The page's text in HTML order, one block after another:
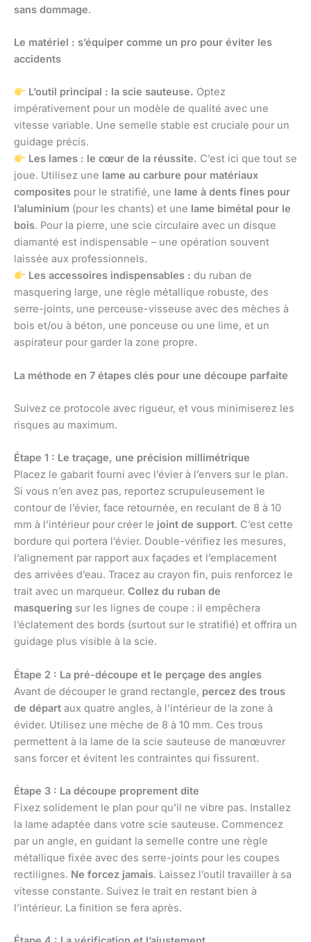
sans dommage.
Le matériel : s’équiper comme un pro pour éviter les
accidents
L’outil principal : la scie sauteuse. Optez
impérativement pour un modèle de qualité avec une
vitesse variable. Une semelle stable est cruciale pour un
guidage précis.
Les lames : le cœur de la réussite. C’est ici que tout se
joue. Utilisez une lame au carbure pour matériaux
composites pour le stratifié, une lame à dents fines pour
l’aluminium (pour les chants) et une lame bimétal pour le
bois. Pour la pierre, une scie circulaire avec un disque
diamanté est indispensable – une opération souvent
laissée aux professionnels.
Les accessoires indispensables : du ruban de
masquering large, une règle métallique robuste, des
serre-joints, une perceuse-visseuse avec des mèches à
bois et/ou à béton, une ponceuse ou une lime, et un
aspirateur pour garder la zone propre.
La méthode en 7 étapes clés pour une découpe parfaite
Suivez ce protocole avec rigueur, et vous minimiserez les
risques au maximum.
Étape 1 : Le traçage, une précision millimétrique
Placez le gabarit fourni avec l’évier à l’envers sur le plan.
Si vous n’en avez pas, reportez scrupuleusement le
contour de l’évier, face retournée, en reculant de 8 à 10
mm à l’intérieur pour créer le joint de support. C’est cette
bordure qui portera l’évier. Double-vérifiez les mesures,
l’alignement par rapport aux façades et l’emplacement
des arrivées d’eau. Tracez au crayon fin, puis renforcez le
trait avec un marqueur. Collez du ruban de
masquering sur les lignes de coupe : il empêchera
l’éclatement des bords (surtout sur le stratifié) et offrira un
guidage plus visible à la scie.
Étape 2 : La pré-découpe et le perçage des angles
Avant de découper le grand rectangle, percez des trous
de départ aux quatre angles, à l’intérieur de la zone à
évider. Utilisez une mèche de 8 à 10 mm. Ces trous
permettent à la lame de la scie sauteuse de manœuvrer
sans forcer et évitent les contraintes qui fissurent.
Étape 3 : La découpe proprement dite
Fixez solidement le plan pour qu’il ne vibre pas. Installez
la lame adaptée dans votre scie sauteuse. Commencez
par un angle, en guidant la semelle contre une règle
métallique fixée avec des serre-joints pour les coupes
rectilignes. Ne forcez jamais. Laissez l’outil travailler à sa
vitesse constante. Suivez le trait en restant bien à
l’intérieur. La finition se fera après.